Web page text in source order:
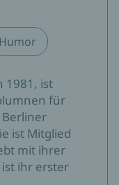
Humor
1981, ist
für
ist Mitglied
mit ihrer
ist ihr erster